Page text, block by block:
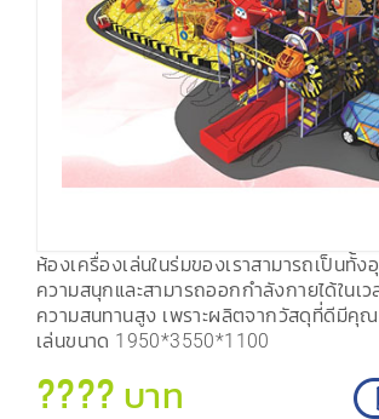
ห้องเครื่องเล่นในร่มของเราสามารถเป็นทั้
ความสนุกและสามารถออกกำลังกายได้ในเ
ความสนทานสูง เพราะผลิตจากวัสดุที่ดีมีคุ
เล่นขนาด 1950*3550*1100
???? บาท